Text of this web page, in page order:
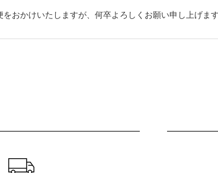
おかけいたしますが、何卒よろしくお願い申し上げます